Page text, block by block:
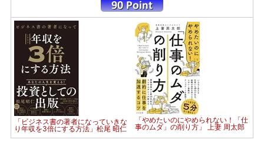
「ビジネス書の著者になっていきな
り年収を3倍にする方法」松尾 昭仁
「やめたいのにやめられない！「仕
事のムダ」の削り方」 上妻 周太郎